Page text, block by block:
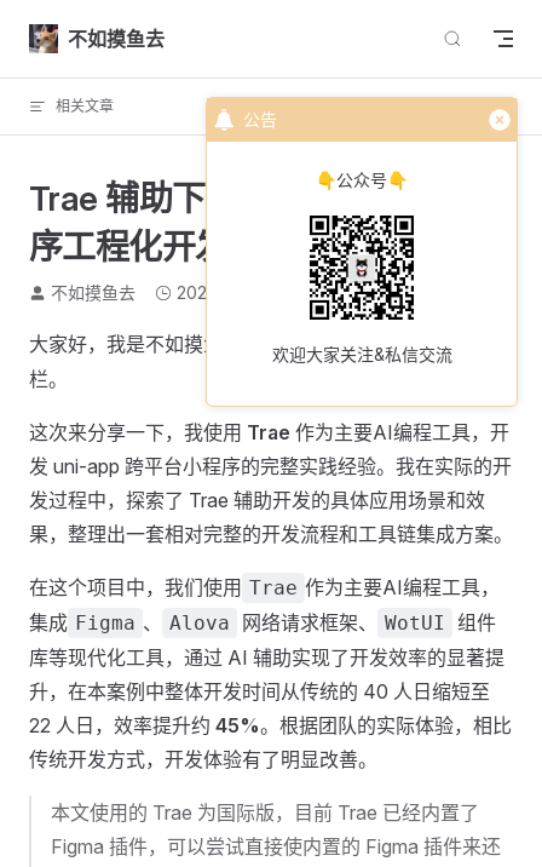
公告
👇公众号👇
欢迎大家关注&私信交流
Skip to content
不如摸鱼去
相关文章 回到顶部
Trae 辅助下的 uni-app 跨端小程
序工程化开发实践分享
不如摸鱼去 2026-04-18 3457 个字
大家好，我是不如摸鱼去，欢迎来到我的 AI编程
栏。
这次来分享一下，我使用 Trae 作为主要AI编程工具，开
发 uni-app 跨平台小程序的完整实践经验。我在实际的开
发过程中，探索了 Trae 辅助开发的具体应用场景和效
果，整理出一套相对完整的开发流程和工具链集成方案。
在这个项目中，我们使用 Trae 作为主要AI编程工具，
集成 Figma 、 Alova 网络请求框架、 WotUI
组件
库等现代化工具，通过 AI 辅助实现了开发效率的显著提
升，在本案例中整体开发时间从传统的 40 人日缩短至
22 人日，效率提升约 45%。根据团队的实际体验，相比
传统开发方式，开发体验有了明显改善。
本文使用的 Trae 为国际版，目前 Trae 已经内置了
Figma 插件，可以尝试直接使内置的 Figma 插件来还